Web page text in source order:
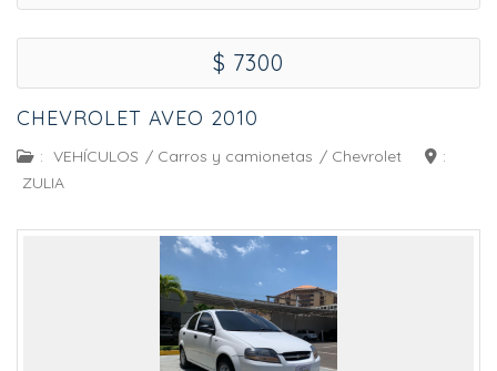
$ 7300
CHEVROLET AVEO 2010
: VEHÍCULOS / Carros y camionetas / Chevrolet
:
ZULIA